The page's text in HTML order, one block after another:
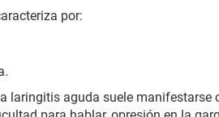
por:
laringitis aguda suele manifestarse